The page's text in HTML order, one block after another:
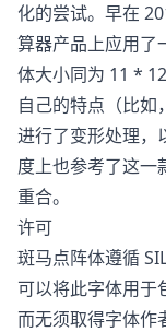
化的尝试。早在
算器产品上应用
体大小同为 11 *
自己的特点（比如
进行了变形处理，
度上也参考了这一
重合。
许可
斑马点阵体遵循
可以将此字体用于
而无须取得字体作